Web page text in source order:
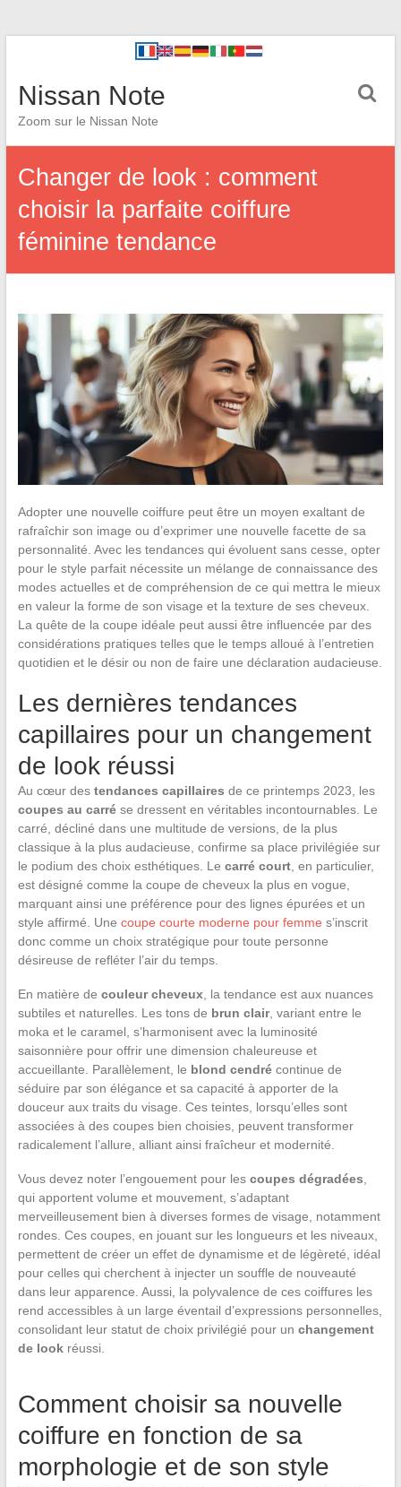
Nissan Note
Zoom sur le Nissan Note
Changer de look : comment
choisir la parfaite coiffure
féminine tendance
Adopter une nouvelle coiffure peut être un moyen exaltant de
rafraîchir son image ou d’exprimer une nouvelle facette de sa
personnalité. Avec les tendances qui évoluent sans cesse, opter
pour le style parfait nécessite un mélange de connaissance des
modes actuelles et de compréhension de ce qui mettra le mieux
en valeur la forme de son visage et la texture de ses cheveux.
La quête de la coupe idéale peut aussi être influencée par des
considérations pratiques telles que le temps alloué à l’entretien
quotidien et le désir ou non de faire une déclaration audacieuse.
Les dernières tendances
capillaires pour un changement
de look réussi
Au cœur des tendances capillaires de ce printemps 2023, les
coupes au carrése dressent en véritables incontournables. Le
carré, décliné dans une multitude de versions, de la plus
classique à la plus audacieuse, confirme sa place privilégiée sur
le podium des choix esthétiques. Le carré court, en particulier,
est désigné comme la coupe de cheveux la plus en vogue,
marquant ainsi une préférence pour des lignes épurées et un
style affirmé. Une coupe courte moderne pour femme s’inscrit
donc comme un choix stratégique pour toute personne
désireuse de refléter l’air du temps.
En matière de couleur cheveux, la tendance est aux nuances
subtiles et naturelles. Les tons de brun clair, variant entre le
moka et le caramel, s’harmonisent avec la luminosité
saisonnière pour offrir une dimension chaleureuse et
accueillante. Parallèlement, le blond cendrécontinue de
séduire par son élégance et sa capacité à apporter de la
douceur aux traits du visage. Ces teintes, lorsqu’elles sont
associées à des coupes bien choisies, peuvent transformer
radicalement l’allure, alliant ainsi fraîcheur et modernité.
Vous devez noter l’engouement pour les coupes dégradées
qui apportent volume et mouvement, s’adaptant
merveilleusement bien à diverses formes de visage, notamment
rondes. Ces coupes, en jouant sur les longueurs et les niveaux,
permettent de créer un effet de dynamisme et de légèreté, idéal
pour celles qui cherchent à injecter un souffle de nouveauté
dans leur apparence. Aussi, la polyvalence de ces coiffures les
rend accessibles à un large éventail d’expressions personnelles,
consolidant leur statut de choix privilégié pour un changement
de lookréussi.
Comment choisir sa nouvelle
coiffure en fonction de sa
morphologie et de son style